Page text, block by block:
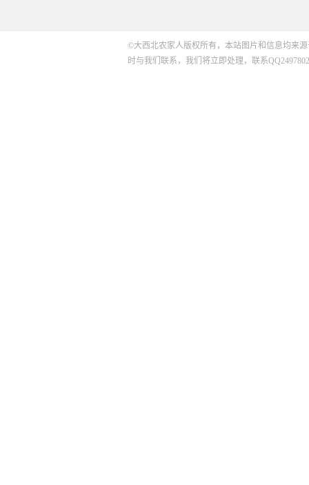
©大西北农家人版权所有，本站图片和信息均来
时与我们联系，我们将立即处理，联系